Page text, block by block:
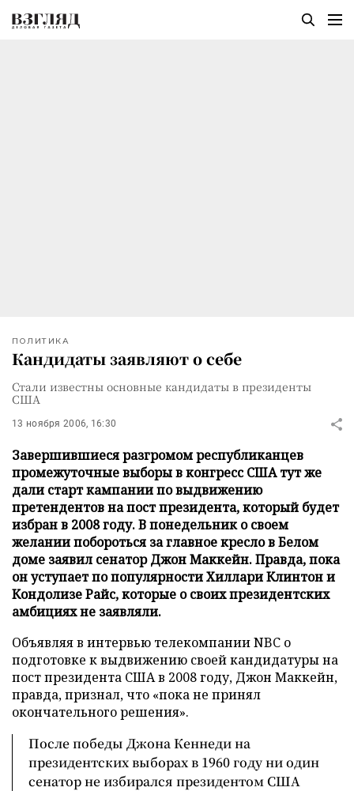
ПОЛИТИКА
Кандидаты заявляют о себе
Стали известны основные кандидаты в президенты
США
13 ноября 2006, 16:30
Завершившиеся разгромом республиканцев
промежуточные выборы в конгресс США тут же
дали старт кампании по выдвижению
претендентов на пост президента, который будет
избран в 2008 году. В понедельник о своем
желании побороться за главное кресло в Белом
доме заявил сенатор Джон Маккейн. Правда, пока
он уступает по популярности Хиллари Клинтон и
Кондолизе Райс, которые о своих президентских
амбициях не заявляли.
Объявляя в интервью телекомпании NBC о
подготовке к выдвижению своей кандидатуры на
пост президента США в 2008 году, Джон Маккейн,
правда, признал, что «пока не принял
окончательного решения».
После победы Джона Кеннеди на
президентских выборах в 1960 году ни один
сенатор не избирался президентом США